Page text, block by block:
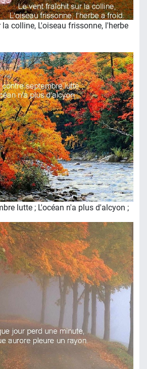
colline, L'oiseau frissonne, l'herbe
lutte ; L'océan n'a plus d'alcyon ;